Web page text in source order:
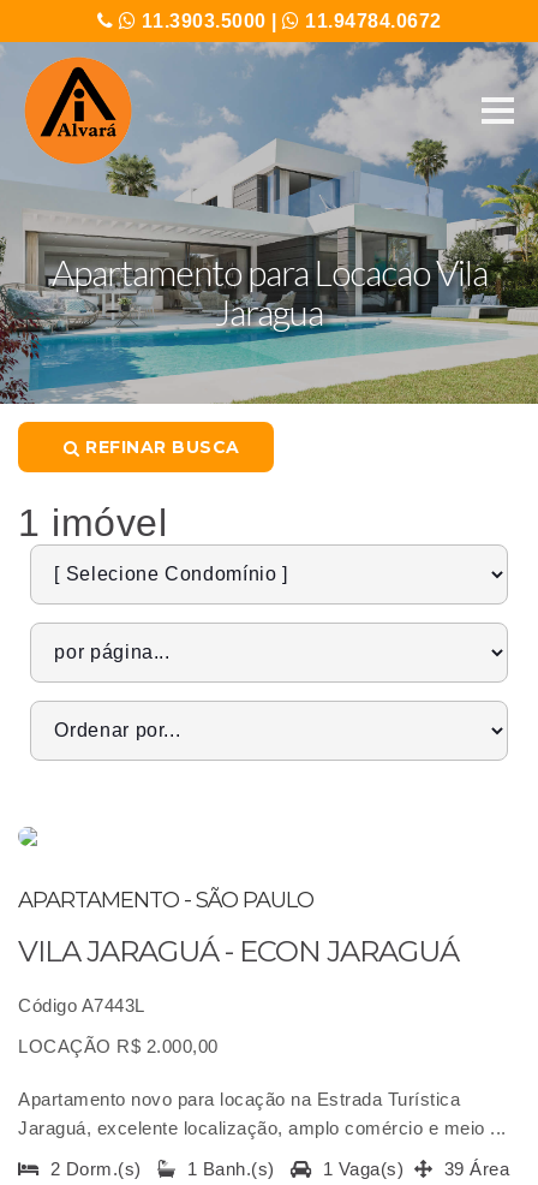
11.3903.5000 11.94784.0672
Apartamento para Locacao Vila
Jaragua
REFINAR BUSCA
1 imóvel
APARTAMENTO - SÃO PAULO
VILA JARAGUÁ - ECON JARAGUÁ
Código A7443L
LOCAÇÃO R$ 2.000,00
Apartamento novo para locação na Estrada Turística
Jaraguá, excelente localização, amplo comércio e meio ...
2 Dorm.(s)
1 Banh.(s) 1 Vaga(s)
39 Área